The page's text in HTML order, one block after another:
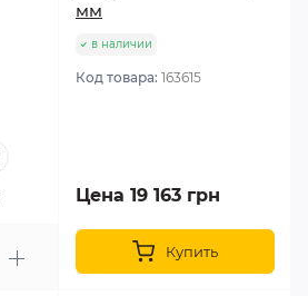
мм
в наличии
Код товара: 163615
Цена 19 163 грн
Купить